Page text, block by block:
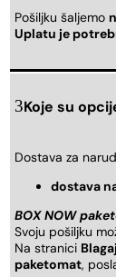
Pošiljku šaljemo
Uplatu je
Koje su
Dostava za
dostava
BOX NOW
Svoju pošiljku
Na stranici
paketomat,